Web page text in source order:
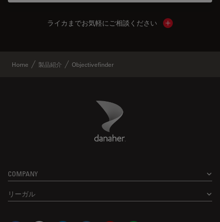
ライカまでお気軽にご相談ください Show local
Home 製品紹介 Objectivefinder
Danaher Logo
COMPANY
リーガル